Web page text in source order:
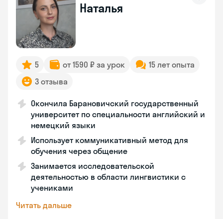
Наталья
5 от 1590 ₽ за урок
15 лет опыта
3 отзыва
Окончила Барановичский государственный
университет по специальности английский и
немецкий языки
Использует коммуникативный метод для
обучения через общение
Занимается исследовательской
деятельностью в области лингвистики с
учениками
Читать дальше